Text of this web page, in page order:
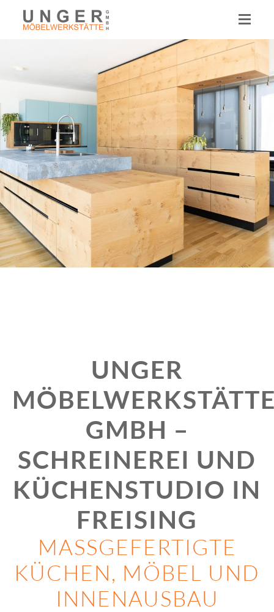
UNGER
GMBH –
SCHREINEREI UND
KÜCHENSTUDIO IN
FREISING
MASSGEFERTIGTE K
ÜCHEN, MÖBEL UND I
NNENAUSBAU